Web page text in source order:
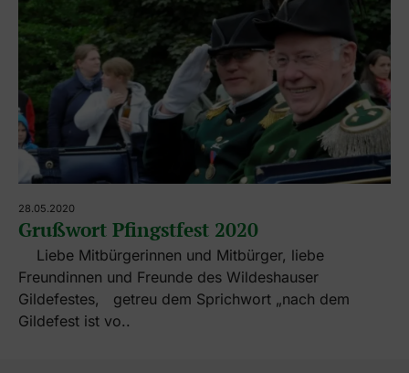
28.05.2020
Grußwort Pfingstfest 2020
Liebe Mitbürgerinnen und Mitbürger, liebe
Freundinnen und Freunde des Wildeshauser
Gildefestes, getreu dem Sprichwort „nach dem
Gildefest ist vo..